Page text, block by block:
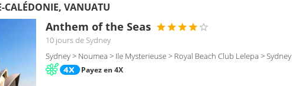
CALÉDONIE, VANUATU
Anthem of the Seas
10 joursde Sydney
Sydney > Noumea > Ile Mysterieuse > Royal Beach Club Lelepa > Sydney
Payez en 4X